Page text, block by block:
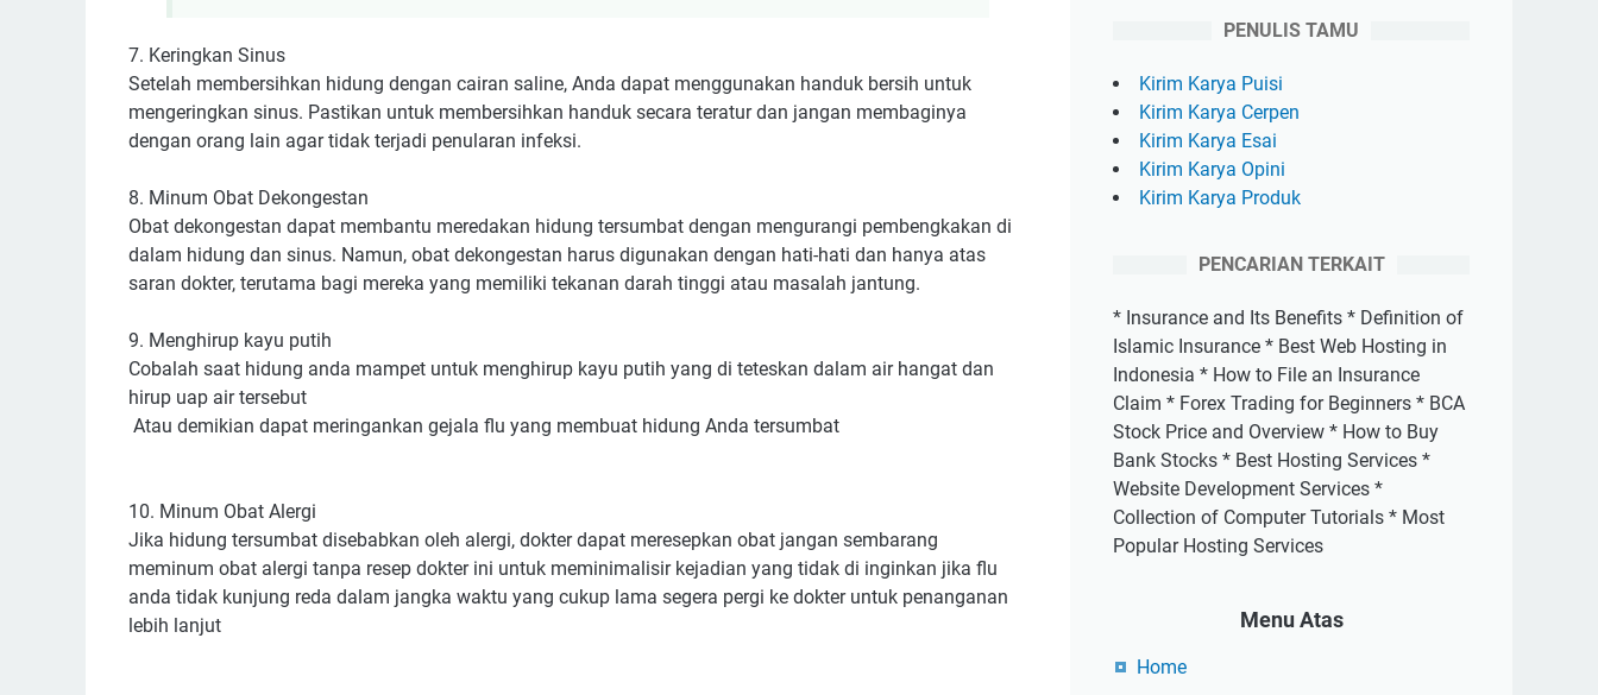
7. Keringkan Sinus
Setelah membersihkan hidung dengan cairan saline, Anda dapat menggunakan handuk bersih untuk
mengeringkan sinus. Pastikan untuk membersihkan handuk secara teratur dan jangan membaginya
dengan orang lain agar tidak terjadi penularan infeksi.
8. Minum Obat Dekongestan
Obat dekongestan dapat membantu meredakan hidung tersumbat dengan mengurangi pembengkakan di
dalam hidung dan sinus. Namun, obat dekongestan harus digunakan dengan hati-hati dan hanya atas
saran dokter, terutama bagi mereka yang memiliki tekanan darah tinggi atau masalah jantung.
9. Menghirup kayu putih
Cobalah saat hidung anda mampet untuk menghirup kayu putih yang di teteskan dalam air hangat dan
hirup uap air tersebut
Atau demikian dapat meringankan gejala flu yang membuat hidung Anda tersumbat
10. Minum Obat Alergi
Jika hidung tersumbat disebabkan oleh alergi, dokter dapat meresepkan obat jangan sembarang
meminum obat alergi tanpa resep dokter ini untuk meminimalisir kejadian yang tidak di inginkan jika flu
anda tidak kunjung reda dalam jangka waktu yang cukup lama segera pergi ke dokter untuk penanganan
lebih lanjut
PENULIS TAMU
Kirim Karya Puisi
Kirim Karya Cerpen
Kirim Karya Esai
Kirim Karya Opini
Kirim Karya Produk
PENCARIAN TERKAIT
* Insurance and Its Benefits * Definition of
Islamic Insurance * Best Web Hosting in
Indonesia * How to File an Insurance
Claim * Forex Trading for Beginners * BCA
Stock Price and Overview * How to Buy
Bank Stocks * Best Hosting Services *
Website Development Services *
Collection of Computer Tutorials * Most
Popular Hosting Services
Menu Atas
Home